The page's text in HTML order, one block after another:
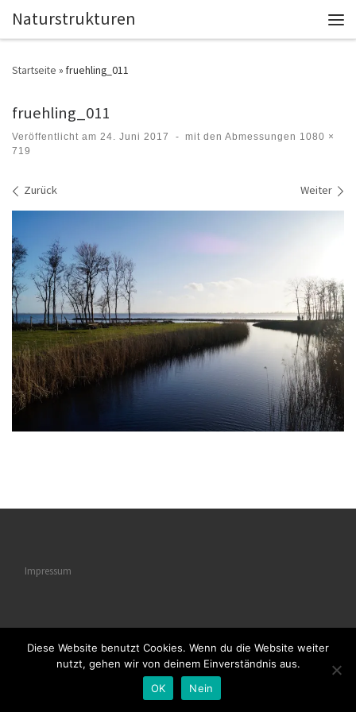
Zum Inhalt springen
Naturstrukturen
Startseite » fruehling_011
fruehling_011
Veröffentlicht am 24. Juni 2017 - mit den Abmessungen 1080 ×
719
Bilder Navigation
Zurück Weiter
Impressum
© 2026Naturstrukturen– Alle Rechte vorbehalten
– Entworfen mit dem
Diese Website benutzt Cookies. Wenn du die Website weiter
nutzt, gehen wir von deinem Einverständnis aus.
OK
Nein